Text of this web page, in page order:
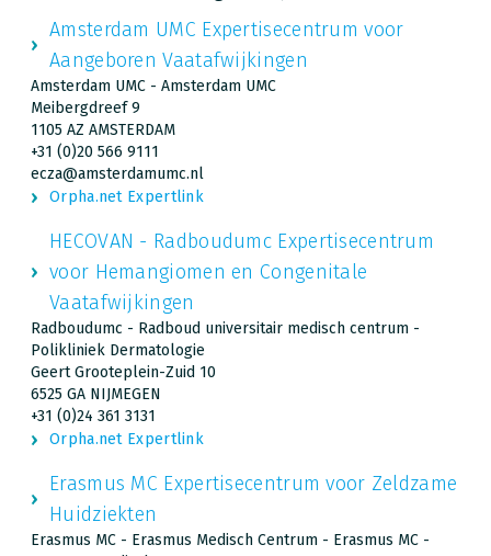
Amsterdam UMC Expertisecentrum voor
Aangeboren Vaatafwijkingen
Amsterdam UMC - Amsterdam UMC
Meibergdreef 9
1105 AZ AMSTERDAM
+31 (0)20 566 9111
ecza@amsterdamumc.nl
Orpha.net Expertlink
HECOVAN - Radboudumc Expertisecentrum
voor Hemangiomen en Congenitale
Vaatafwijkingen
Radboudumc - Radboud universitair medisch centrum -
Polikliniek Dermatologie
Geert Grooteplein-Zuid 10
6525 GA NIJMEGEN
+31 (0)24 361 3131
Orpha.net Expertlink
Erasmus MC Expertisecentrum voor Zeldzame
Huidziekten
Erasmus MC - Erasmus Medisch Centrum - Erasmus MC -